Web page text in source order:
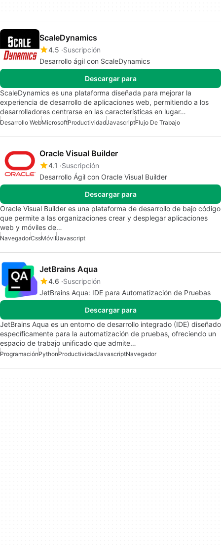
ScaleDynamics
4.5 Suscripción
Desarrollo ágil con ScaleDynamics
Descargar para
ScaleDynamics es una plataforma diseñada para mejorar la
experiencia de desarrollo de aplicaciones web, permitiendo a los
desarrolladores centrarse en las características en lugar…
Desarrollo WebMicrosoftProductividadJavascriptFlujo De Trabajo
Oracle Visual Builder
4.1
Suscripción
Desarrollo Ágil con Oracle Visual Builder
Descargar para
Oracle Visual Builder es una plataforma de desarrollo de bajo código
que permite a las organizaciones crear y desplegar aplicaciones
web y móviles de…
NavegadorCssMóvilJavascript
JetBrains Aqua
4.6 Suscripción
JetBrains Aqua: IDE para Automatización de Pruebas
Descargar para
JetBrains Aqua es un entorno de desarrollo integrado (IDE) diseñado
específicamente para la automatización de pruebas, ofreciendo un
espacio de trabajo unificado que admite…
ProgramaciónPythonProductividadJavascriptNavegador